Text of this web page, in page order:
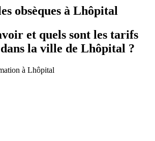
obsèques à Lhôpital
et quels sont les tarifs
dans la ville de Lhôpital ?
à Lhôpital